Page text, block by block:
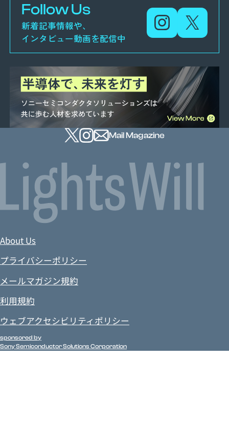
Follow Us
新着記事情報や、
インタビュー動画を配信中
Mail Magazine
About Us
プライバシーポリシー
メールマガジン規約
利用規約
ウェブアクセシビリティポリシー
sponsored by
Sony Semiconductor Solutions Corporation